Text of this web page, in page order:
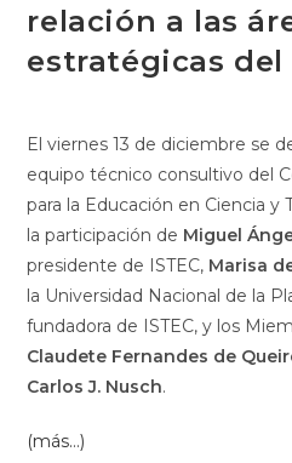
relación a las
estratégicas del
El viernes 13 de diciembre se
equipo técnico consultivo del
para la Educación en Ciencia
la participación de Miguel
presidente de ISTEC, Marisa
la Universidad Nacional de la
fundadora de ISTEC, y los
Claudete Fernandes de
Carlos J. Nusch.
(más…)